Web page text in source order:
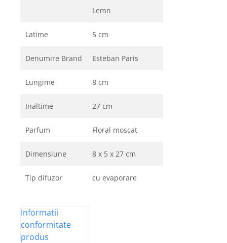
Lemn
Latime 5 cm
Denumire Brand Esteban Paris
Lungime 8 cm
Inaltime 27 cm
Parfum Floral moscat
Dimensiune 8 x 5 x 27 cm
Tip difuzor cu evaporare
Informatii
conformitate
produs